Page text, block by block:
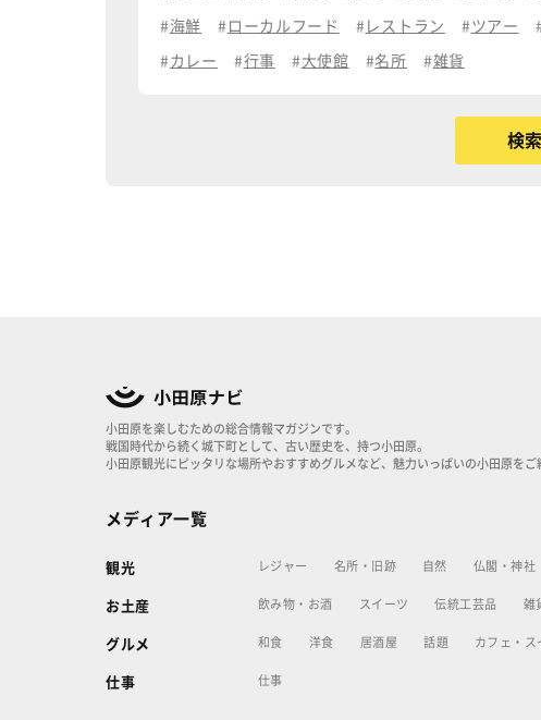
海鮮 ローカルフード レストラン ツアー
カレー 行事 大使館 名所 雑貨
小田原を楽しむための総合情報マガジンです。
戦国時代から続く城下町として、古い歴史を、持つ小田原。
小田原観光にピッタリな場所やおすすめグルメなど、魅力いっぱいの小田原をご
メディア一覧
観光 レジャー 名所・旧跡 自然 仏閣・神社
お土産 飲み物・お酒 スイーツ 伝統工芸品 雑
グルメ 和食 洋食 居酒屋 話題 カフェ・ス
仕事 仕事